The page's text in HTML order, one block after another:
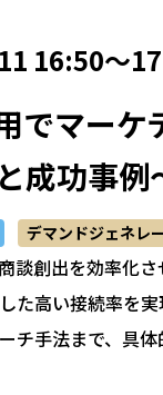
16:50～
でマー
成功事例
デマンドジェネレ
談創出を効率化
た高い接続率を
チ手法まで、具